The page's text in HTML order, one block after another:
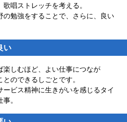
唱ストレッチを考える。
の勉強をすることで、さらに、良い
い
楽しむほど、よい仕事につなが
のできるしごとです。
ビス精神に生きがいを感じるタイ
。